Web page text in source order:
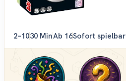
2–1030 MinAb 16Sofort spielbar